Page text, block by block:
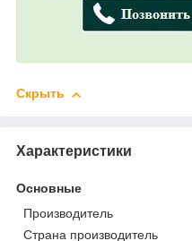
Скрыть
Характеристики
Основные
Производитель
Страна производитель